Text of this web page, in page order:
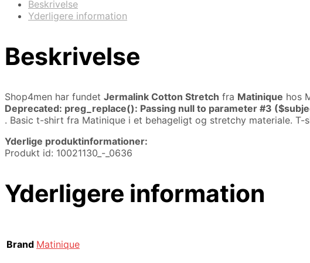
Beskrivelse
Yderligere information
Beskrivelse
Shop4men har fundet Jermalink Cotton Stretch fra Matinique hos
Deprecated: preg_replace(): Passing null to parameter #3
. Basic t-shirt fra Matinique i et behageligt og stretchy materiale.
Yderlige produktinformationer:
Produkt id: 10021130_-_0636
Yderligere information
Brand Matinique